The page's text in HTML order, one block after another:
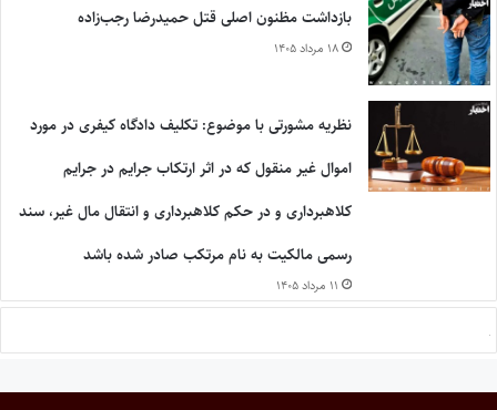
بازداشت مظنون اصلی قتل حمیدرضا رجب‌زاده
۱۸ مرداد ۱۴۰۵
نظریه مشورتی با موضوع: تکلیف دادگاه کیفری در مورد
اموال غیر منقول که در اثر ارتکاب جرایم در جرایم
کلاهبرداری و در حکم کلاهبرداری و انتقال مال غیر، سند
رسمی مالکیت به نام مرتکب صادر شده باشد
۱۱ مرداد ۱۴۰۵